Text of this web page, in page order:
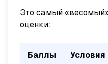
Это самый
оценки:
Баллы Условия